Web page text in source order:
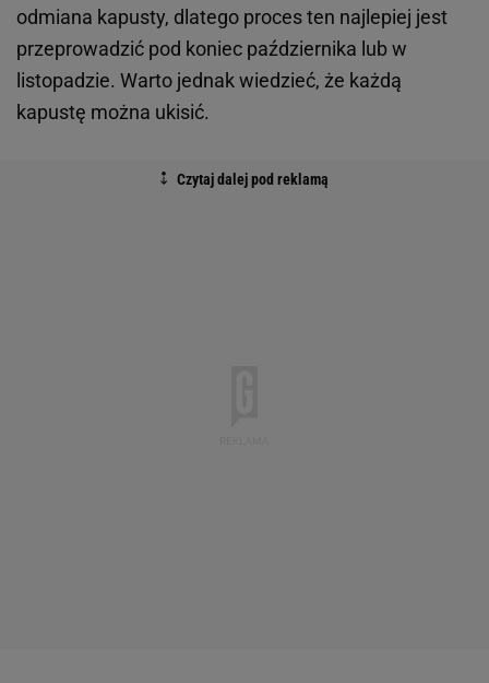
odmiana kapusty, dlatego proces ten najlepiej jest
przeprowadzić pod koniec października lub w
listopadzie. Warto jednak wiedzieć, że każdą
kapustę można ukisić.